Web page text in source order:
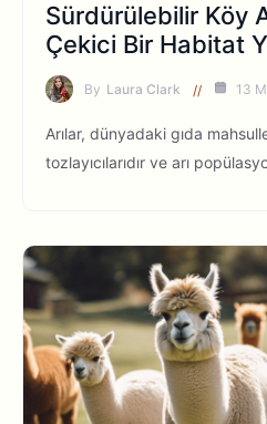
Sürdürülebilir Köy
Çekici Bir Habitat
By Laura Clark 13
Arılar, dünyadaki gıda
tozlayıcılarıdır ve arı